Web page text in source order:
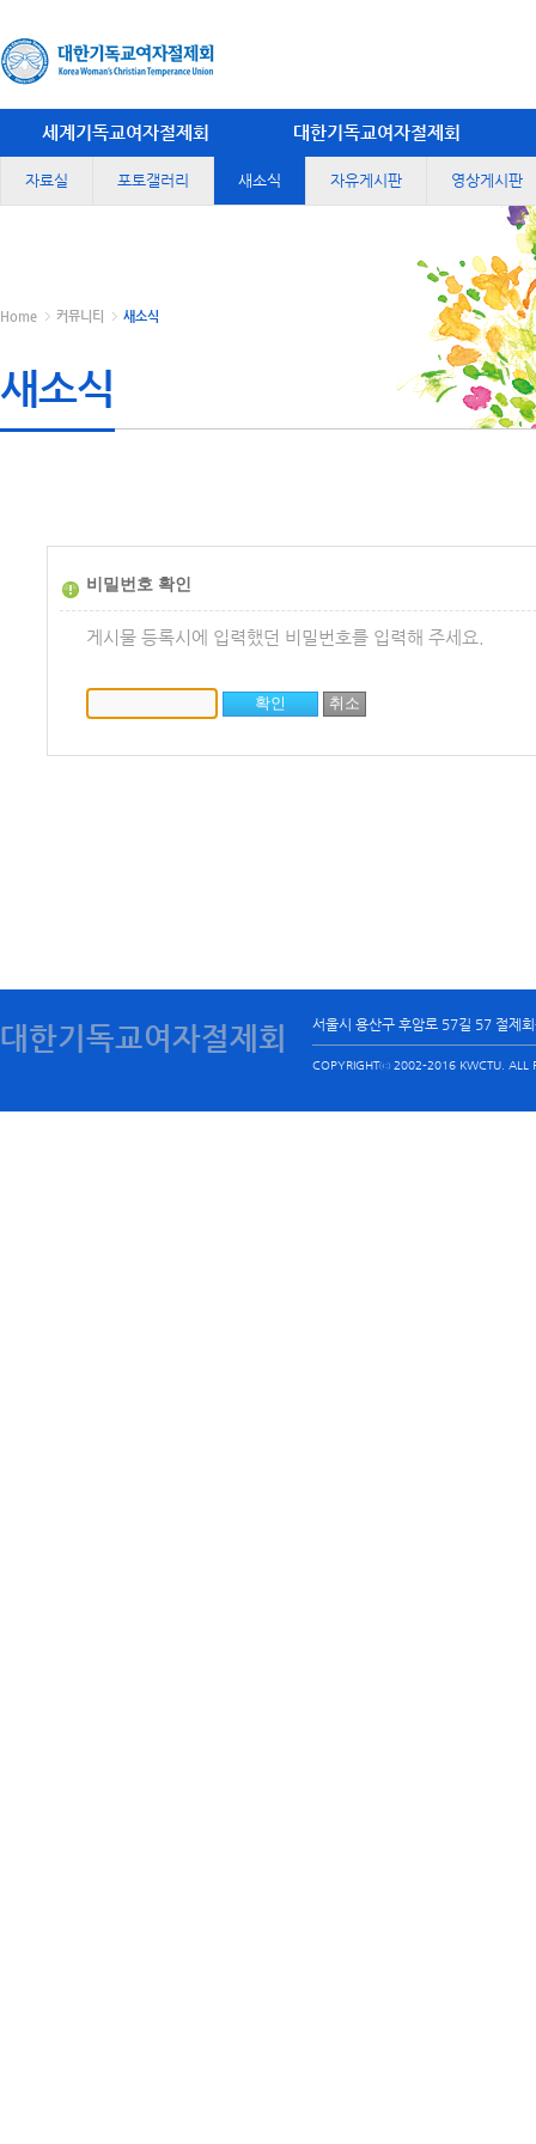
세계기독교여자절제회 대한기독교여자절제회
자료실 포토갤러리 새소식 자유게시판 영상게시판
Home 커뮤니티 새소식
새소식
비밀번호 확인
게시물 등록시에 입력했던 비밀번호를 입력해 주세요.
대한기독교여자절제회 서울시 용산구 후암로 57길 57 절제
COPYRIGHTⓒ 2002-2016 KWCTU. ALL